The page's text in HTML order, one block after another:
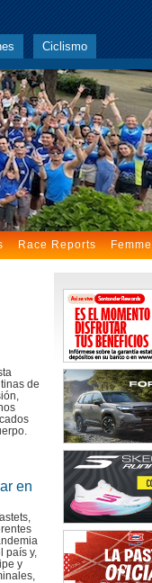
Ciclismo
Race Reports Femme
de
en
país y,
y